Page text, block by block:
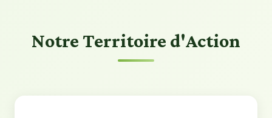
Notre Territoire d'Action